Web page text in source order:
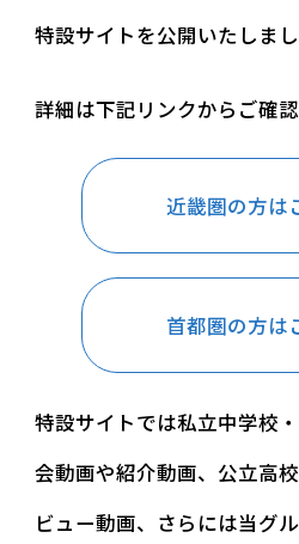
特設サイトを公開いたしまし
詳細は下記リンクからご確認
近畿圏の方は
首都圏の方は
特設サイトでは私立中学校
会動画や紹介動画、公立高
ビュー動画、さらには当グ